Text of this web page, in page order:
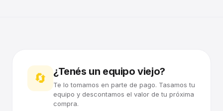
🔄 ¿Tenés un equipo viejo?
Te lo tomamos en parte de pago. Tasamos tu
equipo y descontamos el valor de tu próxima
compra.